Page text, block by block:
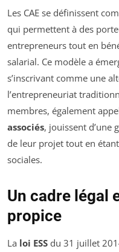
Les CAE se définissent
qui permettent à des
entrepreneurs tout en
salarial. Ce modèle a
s’inscrivant comme une
l’entrepreneuriat
membres, également
associés, jouissent d’une
de leur projet tout en
sociales.
Un cadre légal
propice
La loi ESS du 31 juillet